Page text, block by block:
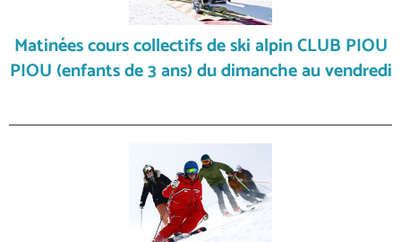
Matinées cours collectifs de ski alpin CLUB PIOU
PIOU (enfants de 3 ans) du dimanche au vendredi